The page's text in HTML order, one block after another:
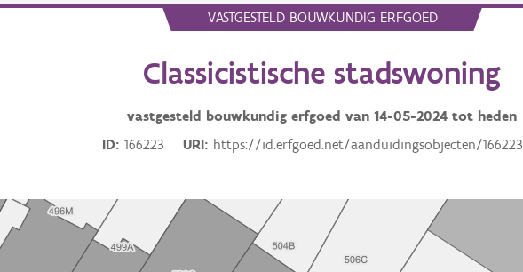
VASTGESTELD BOUWKUNDIG ERFGOED
Classicistische stadswoning
vastgesteld bouwkundig erfgoed van14-05-2024 tot heden
ID
166223 URI https://id.erfgoed.net/aanduidingsobjecten/166223